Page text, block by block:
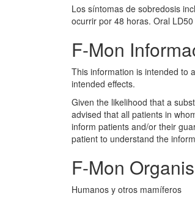
Los síntomas de sobredosis
ocurrir por 48 horas. Oral
F-Mon
This information is intended to
intended effects.
Given the likelihood that a
advised that all patients in
inform patients and/or their
patient to understand the
F-Mon
Humanos y otros mamíferos